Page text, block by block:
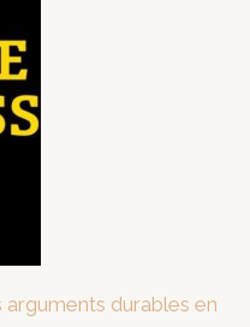
arguments durables en